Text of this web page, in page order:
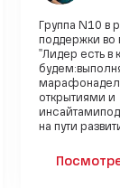
Группа N10 в
поддержки во
"Лидер есть в
открытиями и
на пути